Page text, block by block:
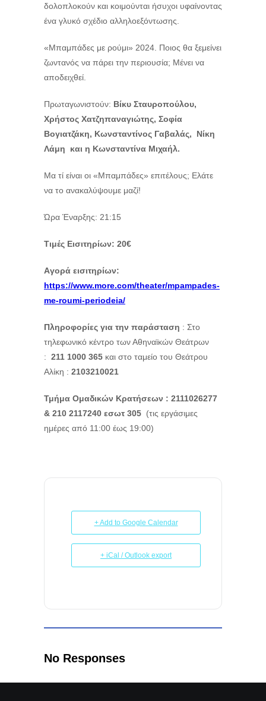
δολοπλοκούν και κοιμούνται ήσυχοι υφαίνοντας
ένα γλυκό σχέδιο αλληλοεξόντωσης.
«Μπαμπάδες με ρούμι» 2024. Ποιος θα ξεμείνει
ζωντανός να πάρει την περιουσία; Μένει να
αποδειχθεί.
Πρωταγωνιστούν: Βίκυ Σταυροπούλου,
Χρήστος Χατζηπαναγιώτης, Σοφία
Βογιατζάκη, Κωνσταντίνος Γαβαλάς, Νίκη
Λάμη και η Κωνσταντίνα Μιχαήλ.
Μα τί είναι οι «Μπαμπάδες» επιτέλους; Ελάτε
να το ανακαλύψουμε μαζί!
Ώρα Έναρξης: 21:15
Τιμές Εισιτηρίων: 20€
Aγορά εισιτηρίων:
https://www.more.com/theater/mpampades-
me-roumi-periodeia/
Πληροφορίες για την παράσταση : Στο
τηλεφωνικό κέντρο των Αθηναϊκών Θεάτρων
: 211 1000 365 και στο ταμείο του Θεάτρου
Αλίκη : 2103210021
Τμήμα Ομαδικών Κρατήσεων : 2111026277
& 210 2117240 εσωτ 305 (τις εργάσιμες
ημέρες από 11:00 έως 19:00)
+ Add to Google Calendar
+ iCal / Outlook export
No Responses